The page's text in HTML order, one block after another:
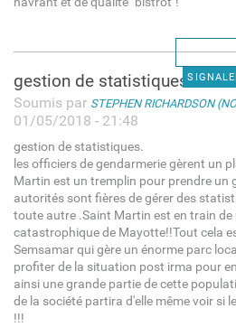
gestion de statistiques.
Soumis par STEPHEN RICHARDSON
01/05/2018 - 21:48
gestion de statistiques.
les officiers de gendarmerie gèrent un
Martin est un tremplin pour prendre un
autorités sont fières de gérer des
toute autre .Saint Martin est en train
catastrophique de Mayotte!!Tout cela
Semsamar qui gère un énorme parc
profiter de la situation post irma pour
ainsi une grande partie de cette
de la société partira d'elle même voir si
!!!